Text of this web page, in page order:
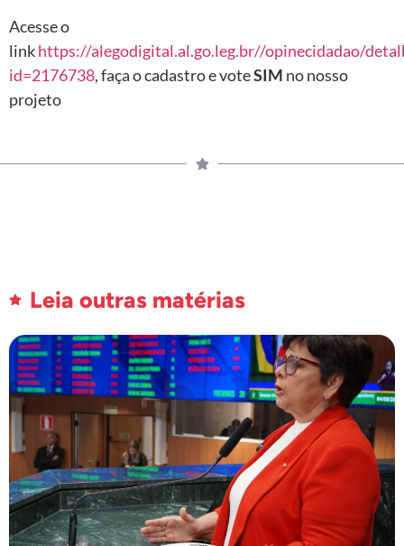
Acesse o
linkhttps://alegodigital.al.go.leg.br//opinecidadao/
id=2176738, faça o cadastro e voteSIM no nosso
projeto
Leia outras matérias